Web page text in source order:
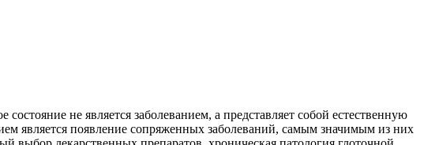
не является заболеванием, а представляет собой естественную
является появление сопряженных заболеваний, самым значимым из них